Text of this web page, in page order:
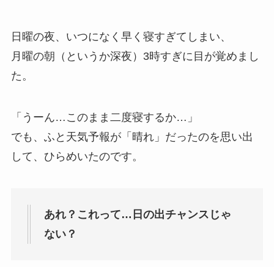
日曜の夜、いつになく早く寝すぎてしまい、
月曜の朝（というか深夜）3時すぎに目が覚めまし
た。
「うーん…このまま二度寝するか…」
でも、ふと天気予報が「晴れ」だったのを思い出
して、ひらめいたのです。
あれ？これって…日の出チャンスじゃ
ない？